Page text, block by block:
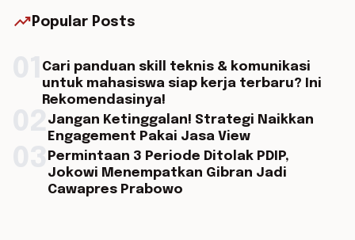
trending_up Popular Posts
Cari panduan skill teknis & komunikasi
untuk mahasiswa siap kerja terbaru? Ini
Rekomendasinya!
Jangan Ketinggalan! Strategi Naikkan
Engagement Pakai Jasa View
Permintaan 3 Periode Ditolak PDIP,
Jokowi Menempatkan Gibran Jadi
Cawapres Prabowo